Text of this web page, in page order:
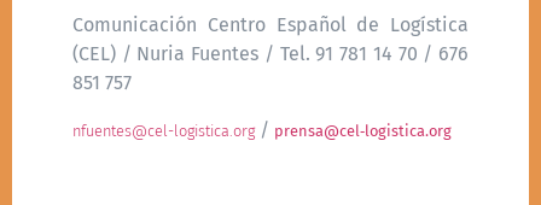
Comunicación Centro Español de Logística
(CEL) / Nuria Fuentes / Tel. 91 781 14 70 / 676
851 757
nfuentes@cel-logistica.org/ prensa@cel‐logistica.org